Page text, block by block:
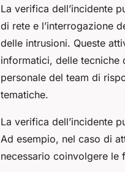
La verifica dell’incidente
di rete e l’interrogazione
delle intrusioni. Queste
informatici, delle tecniche
personale del team di
tematiche.
La verifica dell’incidente
Ad esempio, nel caso di
necessario coinvolgere